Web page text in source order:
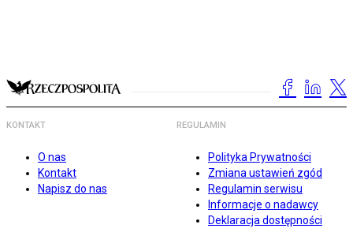
KONTAKT
O nas
Kontakt
Napisz do nas
REGULAMIN
Polityka Prywatności
Zmiana ustawień zgód
Regulamin serwisu
Informacje o nadawcy
Deklaracja dostępności